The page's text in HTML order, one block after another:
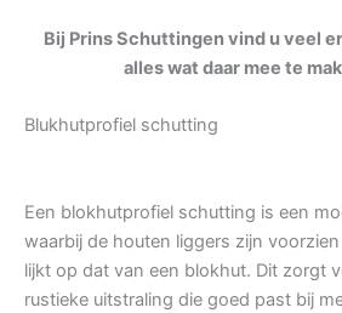
Bij Prins Schuttingen vind u veel
alles wat daar mee te
Blukhutprofiel schutting
Een blokhutprofiel schutting is een
waarbij de houten liggers zijn
lijkt op dat van een blokhut. Dit zorgt
rustieke uitstraling die goed past bij